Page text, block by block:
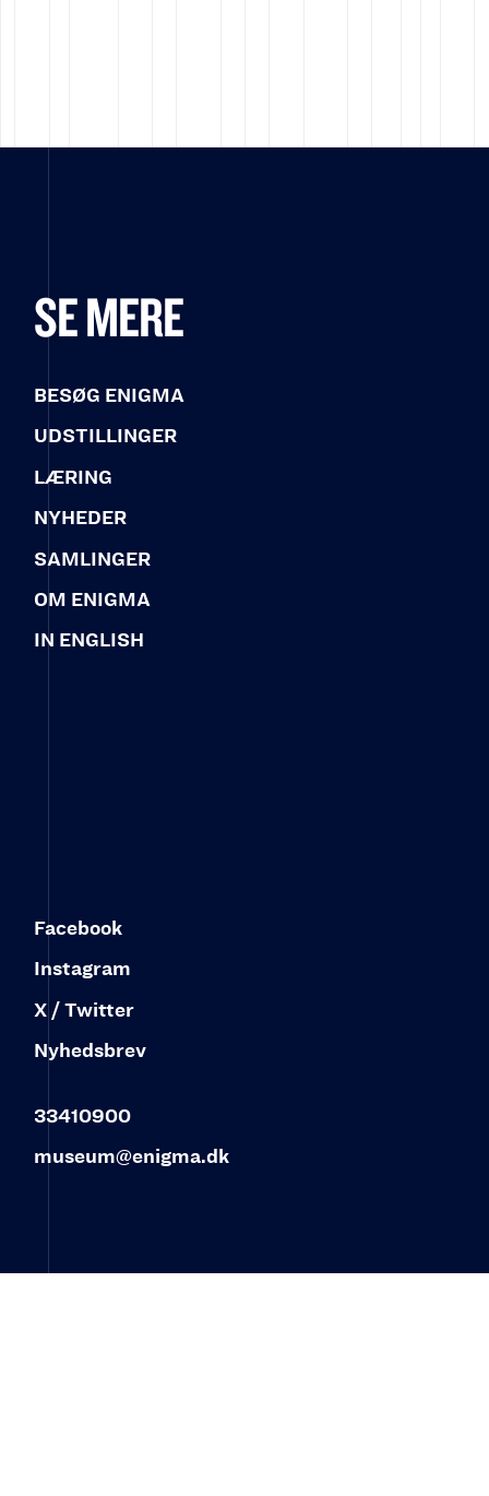
SE MERE
BESØG ENIGMA
UDSTILLINGER
LÆRING
NYHEDER
SAMLINGER
OM ENIGMA
IN ENGLISH
Facebook
Instagram
X / Twitter
Nyhedsbrev
33410900
museum@enigma.dk